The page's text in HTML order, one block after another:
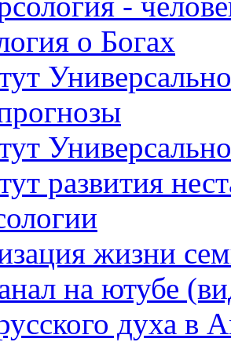
о Богах
развития
жизни
на ютубе
духа в